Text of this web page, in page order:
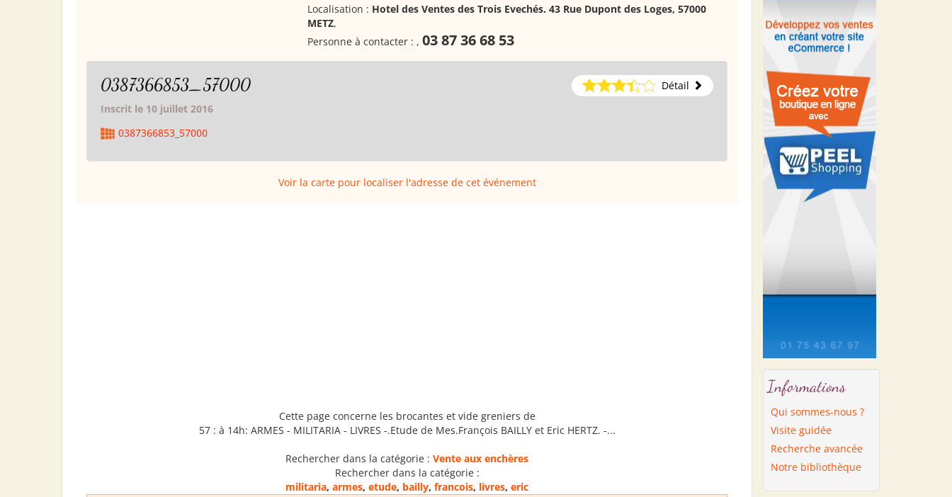
Localisation : Hotel des Ventes des Trois Evechés. 43 Rue Dupont des Loges, 57000
METZ,
Personne à contacter : , 03 87 36 68 53
0387366853_57000
Détail
Inscrit le 10 juillet 2016
0387366853_57000
Voir la carte pour localiser l'adresse de cet événement
Cette page concerne les brocantes et vide greniers de
57 : à 14h: ARMES - MILITARIA - LIVRES -.Etude de Mes.François BAILLY et Eric HERTZ. -...
Rechercher dans la catégorie : Vente aux enchères
Rechercher dans la catégorie :
militaria, armes, etude, bailly, francois, livres, eric
Informations
Qui sommes-nous ?
Visite guidée
Recherche avancée
Notre bibliothèque